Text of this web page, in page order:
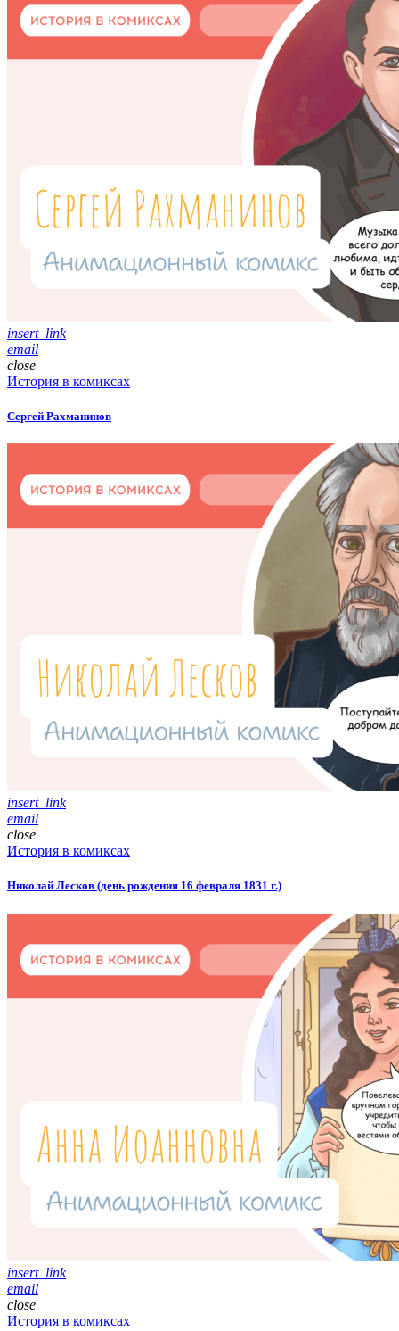
insert_link
email
close
История в комиксах
Сергей Рахманинов
insert_link
email
close
История в комиксах
Николай Лесков (день рождения 16 февраля 1831 г.)
insert_link
email
close
История в комиксах